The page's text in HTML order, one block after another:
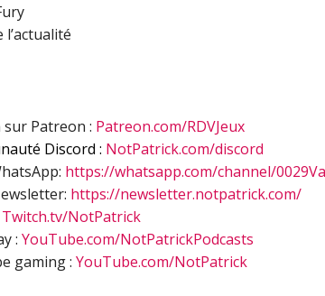
l’actualité
Patreon : Patreon.com/RDVJeux
Discord : NotPatrick.com/discord
https://whatsapp.com/channel/
https://newsletter.notpatrick.com/
Twitch.tv/NotPatrick
:YouTube.com/NotPatrickPodcasts
gaming :YouTube.com/NotPatrick